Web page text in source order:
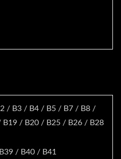
/ B3 / B4 / B5 / B7 / B8 /
B19 / B20 / B25 / B26 / B28
/ B40 / B41